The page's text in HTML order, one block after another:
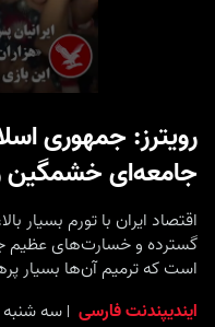
رویترز: جمهوری
جامعه‌ای خشمگین
اقتصاد ایران با تورم بسیار
گسترده و خسارت‌های عظیم
است که ترمیم آن‌ها بسیار
ایندیپندنت فارسی سه شنبه ۲۶ خرداد ۱۴۰۵ برابر با ۱۶ ژوئن ۲۰۲۶ ۱۲:۴۵